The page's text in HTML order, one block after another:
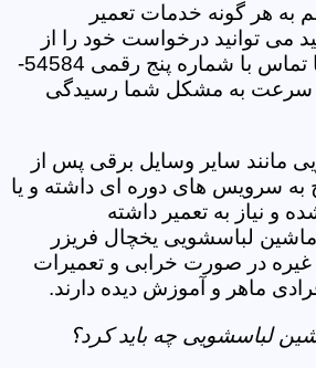
هر گونه خدمات تعمیر
می توانید درخواست خود را از
طریق فرم آنلاین و یا تماس با شماره پنج رقمی 54584-
تا به سرعت به مشکل شما رسیدگی
مانند سایر وسایل برقی پس از
به سرویس های دوره ای داشته و یا
نیاز به تعمیر داشته
ماشین لباسشویی یخچال فریزر
در صورت خرابی و تعمیرات
ماهر و آموزش دیده دارند.
لباسشویی چه باید کرد؟